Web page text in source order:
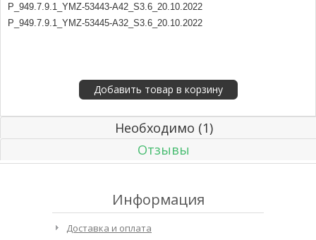
P_949.7.9.1_YMZ-53443-A42_S3.6_20.10.2022
P_949.7.9.1_YMZ-53445-A32_S3.6_20.10.2022
Необходимо (1)
Отзывы
Информация
Доставка и оплата